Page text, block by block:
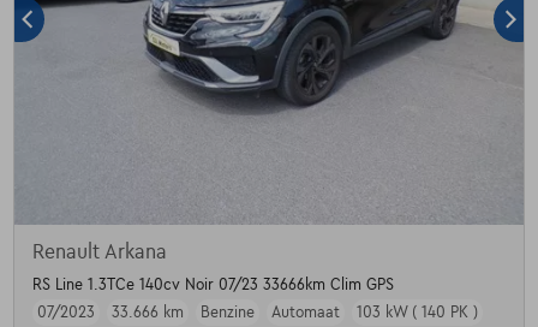
Renault Arkana
RS Line 1.3TCe 140cv Noir 07/23 33666km Clim GPS
07/2023
33.666 km Benzine Automaat 103 kW ( 140 PK )